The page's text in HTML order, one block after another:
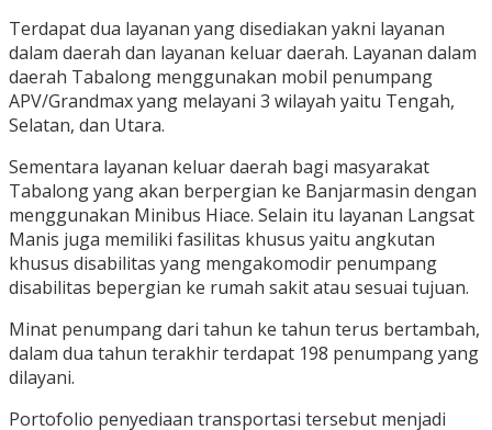
Terdapat dua layanan yang disediakan yakni layanan
dalam daerah dan layanan keluar daerah. Layanan dalam
daerah Tabalong menggunakan mobil penumpang
APV/Grandmax yang melayani 3 wilayah yaitu Tengah,
Selatan, dan Utara.
Sementara layanan keluar daerah bagi masyarakat
Tabalong yang akan berpergian ke Banjarmasin dengan
menggunakan Minibus Hiace. Selain itu layanan Langsat
Manis juga memiliki fasilitas khusus yaitu angkutan
khusus disabilitas yang mengakomodir penumpang
disabilitas bepergian ke rumah sakit atau sesuai tujuan.
Minat penumpang dari tahun ke tahun terus bertambah,
dalam dua tahun terakhir terdapat 198 penumpang yang
dilayani.
Portofolio penyediaan transportasi tersebut menjadi